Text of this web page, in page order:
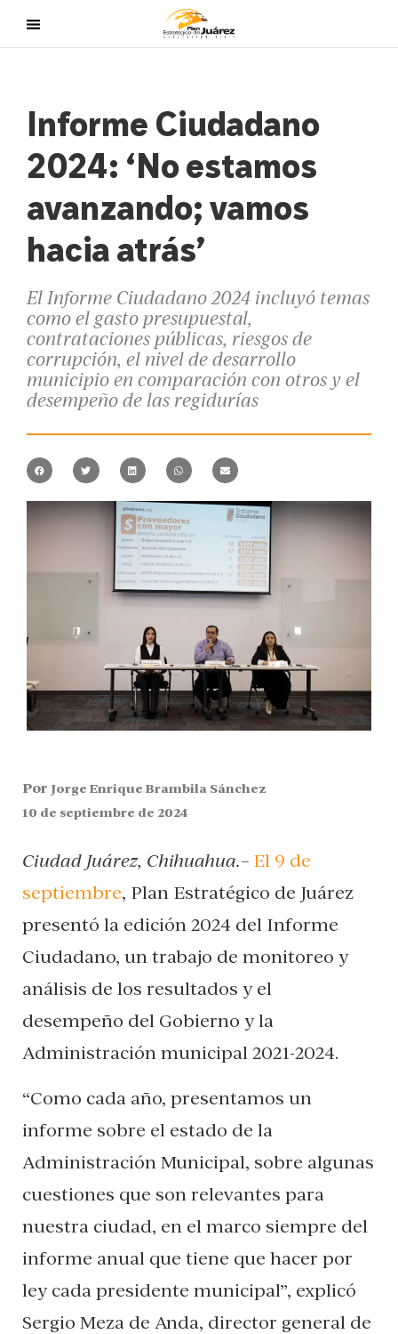
Informe Ciudadano
2024: ‘No estamos
avanzando; vamos
hacia atrás’
El Informe Ciudadano 2024 incluyó temas
como el gasto presupuestal,
contrataciones públicas, riesgos de
corrupción, el nivel de desarrollo
municipio en comparación con otros y el
desempeño de las regidurías
Por Jorge Enrique Brambila Sánchez
10 de septiembre de 2024
Ciudad Juárez, Chihuahua.– El 9 de
septiembre, Plan Estratégico de Juárez
presentó la edición 2024 del Informe
Ciudadano, un trabajo de monitoreo y
análisis de los resultados y el
desempeño del Gobierno y la
Administración municipal 2021-2024.
“Como cada año, presentamos un
informe sobre el estado de la
Administración Municipal, sobre algunas
cuestiones que son relevantes para
nuestra ciudad, en el marco siempre del
informe anual que tiene que hacer por
ley cada presidente municipal”, explicó
Sergio Meza de Anda, director general de